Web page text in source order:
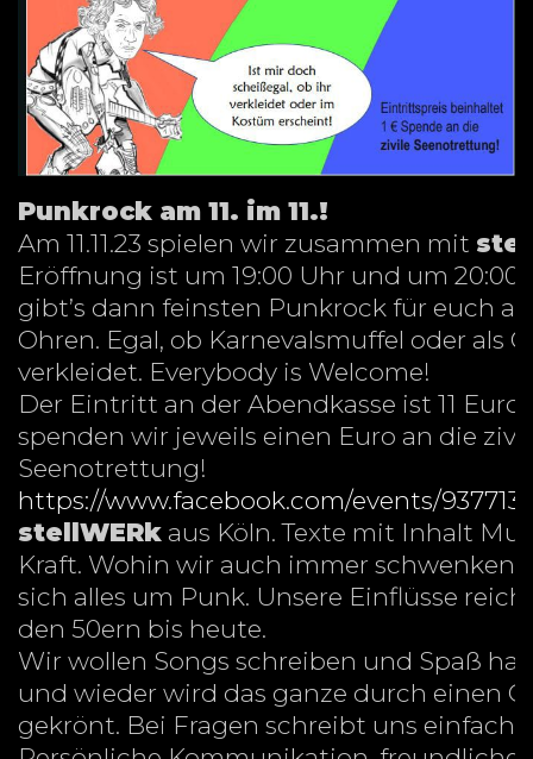
Punkrock am 11. im 11.!
Am 11.11.23 spielen wir zusammen mit
Eröffnung ist um 19:00 Uhr und um 20:00
gibt’s dann feinsten Punkrock für euch
Ohren. Egal, ob Karnevalsmuffel oder als
verkleidet. Everybody is Welcome!
Der Eintritt an der Abendkasse ist 11
spenden wir jeweils einen Euro an die
Seenotrettung!
https://www.facebook.com/events/
stellWERk aus Köln. Texte mit Inhalt
Kraft. Wohin wir auch immer schwenken,
sich alles um Punk. Unsere Einflüsse
den 50ern bis heute.
Wir wollen Songs schreiben und Spaß
und wieder wird das ganze durch einen
gekrönt. Bei Fragen schreibt uns einfach